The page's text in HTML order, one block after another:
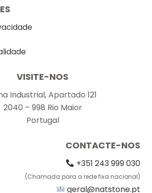
VISITE-NOS
Industrial, Apartado 121
2040 – 998 Rio Maior
Portugal
CONTACTE-NOS
+351 243 999 030
(Chamada para a rede fixa nacional)
geral@natstone.pt